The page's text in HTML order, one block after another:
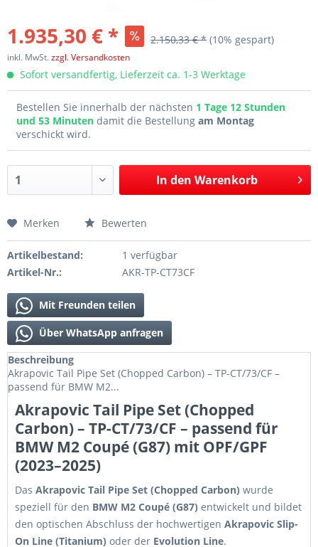
1.935,30 € * 2.150,33 € * (10% gespart)
inkl. MwSt.zzgl. Versandkosten
Sofort versandfertig, Lieferzeit ca. 1-3 Werktage
Bestellen Sie innerhalb der nächsten 1 Tage 12 Stunden
und 53 Minuten damit die Bestellung am Montag
verschickt wird.
In den Warenkorb
Merken Bewerten
Artikelbestand:
1 verfügbar
Artikel-Nr.:
AKR-TP-CT73CF
Mit Freunden teilen
Über WhatsApp anfragen
Beschreibung
Akrapovic Tail Pipe Set (Chopped Carbon) – TP-CT/73/CF –
passend für BMW M2...
Akrapovic Tail Pipe Set (Chopped
Carbon) – TP-CT/73/CF – passend für
BMW M2 Coupé (G87) mit OPF/GPF
(2023–2025)
Das Akrapovic Tail Pipe Set (Chopped Carbon) wurde
speziell für den BMW M2 Coupé (G87) entwickelt und bildet
den optischen Abschluss der hochwertigen Akrapovic Slip-
On Line (Titanium) oder der Evolution Line.